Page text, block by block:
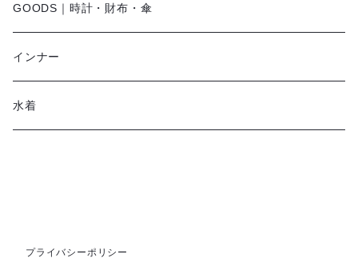
オールインワン・サロペット
ジャンパースカート
その他
ベルト
ブレスレット
帽子
ストール・マフラー
サンダル
ショートブーツ・ブーティ
ロングブーツ
その他
ショルダーバッグ
ハンドバッグ
リュック
その他
GOODS｜時計・財布・傘
インナー
水着
プライバシーポリシー